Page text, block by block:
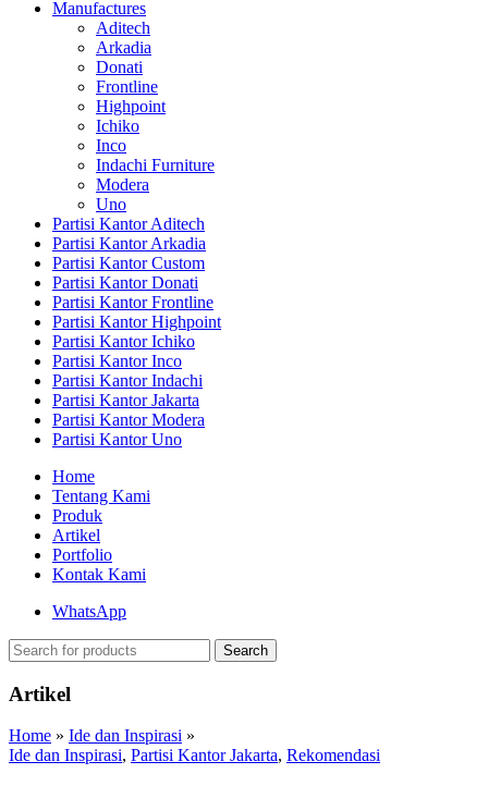
Manufactures
Aditech
Arkadia
Donati
Frontline
Highpoint
Ichiko
Inco
Indachi Furniture
Modera
Uno
Partisi Kantor Aditech
Partisi Kantor Arkadia
Partisi Kantor Custom
Partisi Kantor Donati
Partisi Kantor Frontline
Partisi Kantor Highpoint
Partisi Kantor Ichiko
Partisi Kantor Inco
Partisi Kantor Indachi
Partisi Kantor Jakarta
Partisi Kantor Modera
Partisi Kantor Uno
Home
Tentang Kami
Produk
Artikel
Portfolio
Kontak Kami
WhatsApp
Search
Artikel
Home » Ide dan Inspirasi »
Ide dan Inspirasi, Partisi Kantor Jakarta, Rekomendasi